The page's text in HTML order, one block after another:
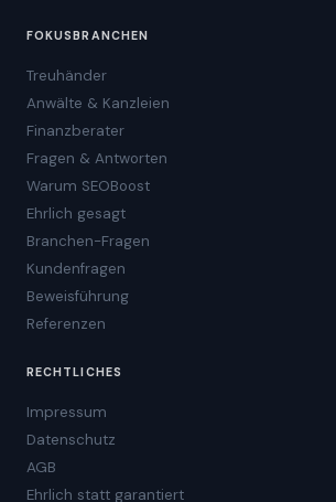
FOKUSBRANCHEN
Treuhänder
Anwälte & Kanzleien
Finanzberater
Fragen & Antworten
Warum SEOBoost
Ehrlich gesagt
Branchen-Fragen
Kundenfragen
Beweisführung
Referenzen
RECHTLICHES
Impressum
Datenschutz
AGB
Ehrlich statt garantiert